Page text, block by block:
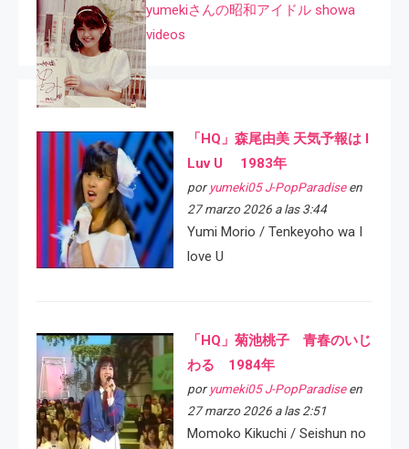
yumekiさんの昭和アイドル showa
videos
「HQ」森尾由美 天気予報は I
Luv U 1983年
por yumeki05 J-PopParadiseen
27 marzo 2026 a las 3:44
Yumi Morio / Tenkeyoho wa I
love U
「HQ」菊池桃子 青春のいじ
わる 1984年
por yumeki05 J-PopParadiseen
27 marzo 2026 a las 2:51
Momoko Kikuchi / Seishun no